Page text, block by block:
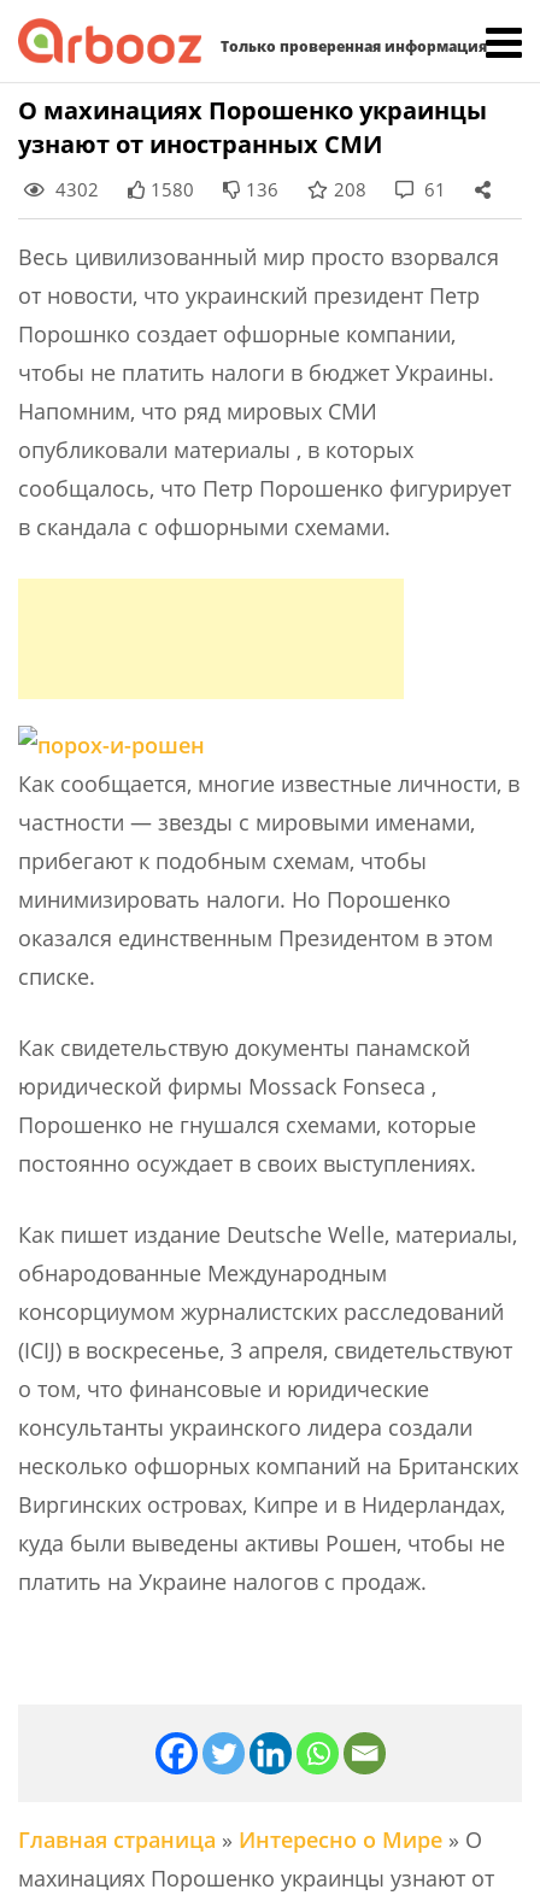
Только проверенная информация
Skip
content
О махинациях Порошенко украинцы
узнают от иностранных СМИ
4302 1580 136 208 61
Весь цивилизованный мир просто взорвался
от новости, что украинский президент Петр
Порошнко создает офшорные компании,
чтобы не платить налоги в бюджет Украины.
Напомним, что ряд мировых СМИ
опубликовали материалы , в которых
сообщалось, что Петр Порошенко фигурирует
в скандала с офшорными схемами.
Как сообщается, многие известные личности, в
частности — звезды с мировыми именами,
прибегают к подобным схемам, чтобы
минимизировать налоги. Но Порошенко
оказался единственным Президентом в этом
списке.
Как свидетельствую документы панамской
юридической фирмы Mossack Fonseca ,
Порошенко не гнушался схемами, которые
постоянно осуждает в своих выступлениях.
Как пишет издание Deutsche Welle, материалы,
обнародованные Международным
консорциумом журналистских расследований
(ICIJ) в воскресенье, 3 апреля, свидетельствуют
о том, что финансовые и юридические
консультанты украинского лидера создали
несколько офшорных компаний на Британских
Виргинских островах, Кипре и в Нидерландах,
куда были выведены активы Рошен, чтобы не
платить на Украине налогов с продаж.
Главная страница » Интересно о Мире » О
махинациях Порошенко украинцы узнают от
Найти: